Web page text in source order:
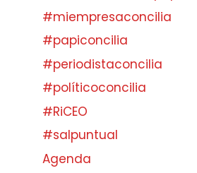
#miempresaconcilia
#papiconcilia
#periodistaconcilia
#políticoconcilia
#RiCEO
#salpuntual
Agenda